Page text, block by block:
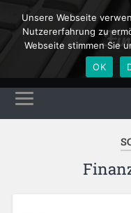
Unsere Webseite
Nutzererfahrung zu
Webseite stimmen Sie
OK